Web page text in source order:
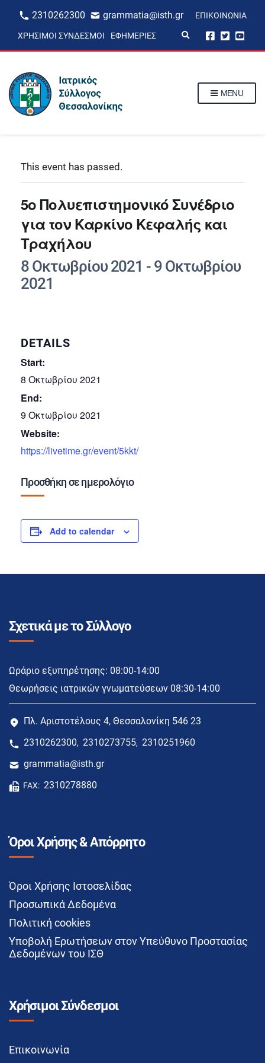
2310262300 grammatia@isth.gr ΕΠΙΚΟΙΝΩΝΊΑ
ΧΡΉΣΙΜΟΙ ΣΎΝΔΕΣΜΟΙ ΕΦΗΜΕΡΊΕΣ
p
MENU
This event has passed.
5o Πολυεπιστημονικό Συνέδριο
για τον Καρκίνο Κεφαλής και
Τραχήλου
8 Οκτωβρίου 2021 - 9 Οκτωβρίου
2021
DETAILS
Start:
8 Οκτωβρίου 2021
End:
9 Οκτωβρίου 2021
Website:
https://livetime.gr/event/5kkt/
Προσθήκη σε ημερολόγιο
Add to calendar
Σχετικά με το Σύλλογο
Ωράριο εξυπηρέτησης: 08:00-14:00
Θεωρήσεις ιατρικών γνωματεύσεων 08:30-14:00
Πλ. Αριστοτέλους 4, Θεσσαλονίκη 546 23
2310262300, 2310273755, 2310251960
grammatia@isth.gr
FAX: 2310278880
Όροι Χρήσης & Απόρρητο
Όροι Χρήσης Ιστοσελίδας
Προσωπικά Δεδομένα
Πολιτική cookies
Υποβολή Ερωτήσεων στον Υπεύθυνο Προστασίας
Δεδομένων του ΙΣΘ
Χρήσιμοι Σύνδεσμοι
Επικοινωνία